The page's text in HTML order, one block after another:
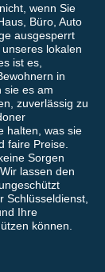
wenn Sie
Büro, Auto
ausgesperrt
lokalen
ist es,
in
sie es am
zuverlässig zu
halten, was sie
faire Preise.
Sorgen
lassen den
Schlüsseldienst,
Ihre
können.